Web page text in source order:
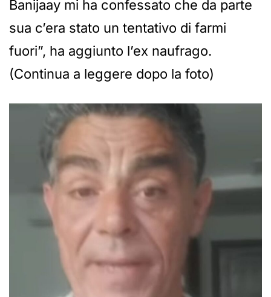
Banijaay mi ha confessato che da parte
sua c’era stato un tentativo di farmi
fuori”, ha aggiunto l’ex naufrago.
(Continua a leggere dopo la foto)